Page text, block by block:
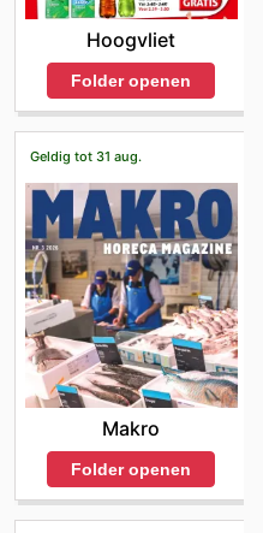
Hoogvliet
Folder openen
Geldig tot 31 aug.
Makro
Folder openen